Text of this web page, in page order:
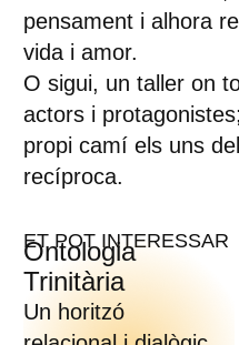
pensament i alhora
vida i amor.
O sigui, un taller on
actors i
propi camí els uns
recíproca.
ET POT INTERESSAR
Ontologia
Trinitària
Un horitzó